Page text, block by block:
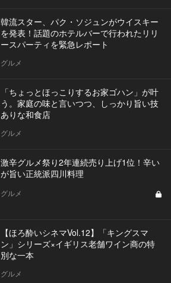
韓流スター、パク・ソジュンがウイスキー
を発表！話題のホテルバーで行われたリリ
ースパーティを緊急レポート
グルメ
「ちょっとほっこりするお家ゴハン」が叶
う。家庭の味と言いつつ、しっかり旨い技
ありな和食店
グルメ
激辛グルメ祭り2年連続売り上げ1位！辛い
が旨い正統派四川料理
グルメ
【ほろ酔いシネマVol.12】「キングスマ
ン」シリーズ×イギリス老舗ワイン商の特
別な一本
グルメ